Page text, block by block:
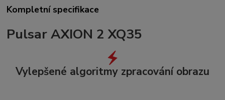
Kompletní specifikace
Pulsar AXION 2 XQ35
Vylepšené algoritmy zpracování obrazu